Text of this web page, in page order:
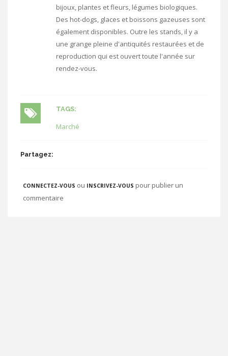
bijoux, plantes et fleurs, légumes biologiques.
Des hot-dogs, glaces et boissons gazeuses sont
également disponibles. Outre les stands, il y a
une grange pleine d'antiquités restaurées et de
reproduction qui est ouvert toute l'année sur
rendez-vous.
TAGS:
Marché
Partagez:
CONNECTEZ-VOUS ou INSCRIVEZ-VOUS pour publier un
commentaire